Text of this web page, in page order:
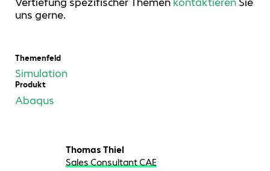
Themenfeld
Simulation
Produkt
Abaqus
Vertiefung spezifischer Themen kontaktieren Sie
uns gerne.
Thomas Thiel
Sales Consultant CAE